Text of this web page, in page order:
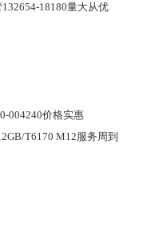
18180量大从优
004240价格实惠
T6170 M12服务周到